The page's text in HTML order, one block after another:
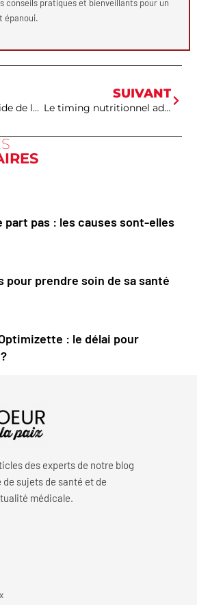
conseils pratiques et bienveillants pour un
épanoui.
Soulagement rapide de la cystite en 10 minutes avec des astuces naturelles
SUIVANT
Le timing nutritionnel adopté avant et après l’entraînement
part pas : les causes sont-elles
pour prendre soin de sa santé
: le délai pour
des experts de notre blog
sujets de santé et de
médicale.